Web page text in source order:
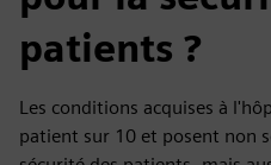
patients ?
Les conditions acquises à
patient sur 10 et posent non